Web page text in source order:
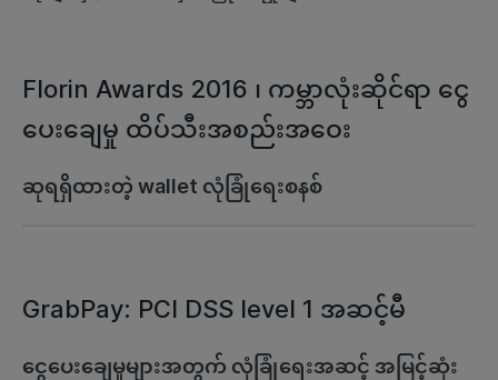
Florin Awards 2016 ၊ ကမ္ဘာလုံးဆိုင်ရာ ငွေ
ပေးချေမှု ထိပ်သီးအစည်းအဝေး
ဆုရရှိထားတဲ့ wallet လုံခြုံရေးစနစ်
GrabPay: PCI DSS level 1 အဆင့်မီ
ငွေပေးချေမှုများအတွက် လုံခြုံရေးအဆင့် အမြင့်ဆုံး